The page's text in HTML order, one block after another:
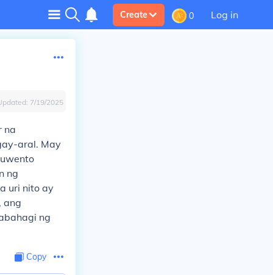
Create 0 Log in
7/19/2025
na
aral. May
ng
uri nito ay
ang
ng
Copy